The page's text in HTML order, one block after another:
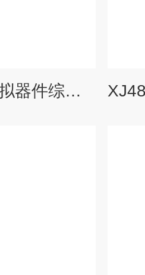
XJ4828新型模拟器件综合测试仪